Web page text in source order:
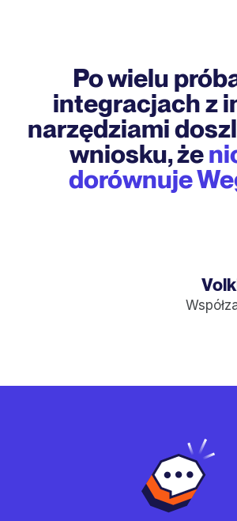
Po wielu
integracjach z
narzędziami
wniosku, że
dorównuje